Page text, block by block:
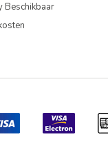
Beschikbaar